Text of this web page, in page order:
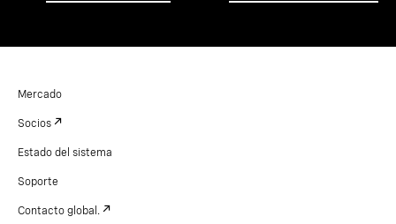
Mercado
Socios
Estado del sistema
Soporte
Contacto global.